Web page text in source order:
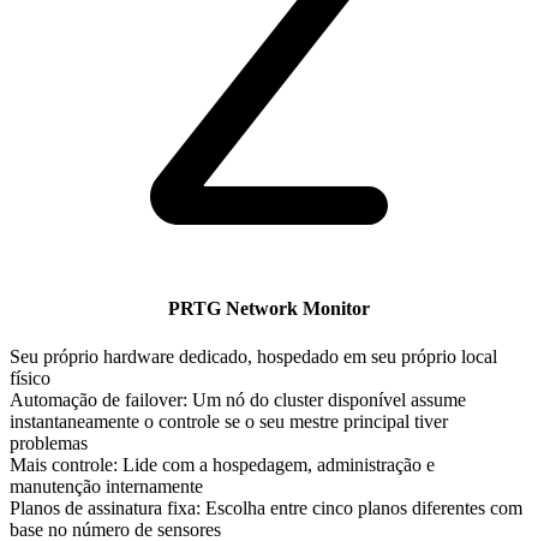
PRTG Network Monitor
Seu próprio hardware dedicado, hospedado em seu próprio local
físico
Automação de failover: Um nó do cluster disponível assume
instantaneamente o controle se o seu mestre principal tiver
problemas
Mais controle: Lide com a hospedagem, administração e
manutenção internamente
Planos de assinatura fixa: Escolha entre cinco planos diferentes com
base no número de sensores